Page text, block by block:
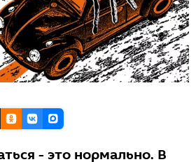
- это нормально. В